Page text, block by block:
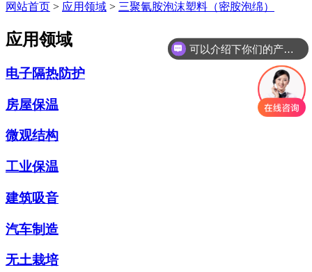
网站首页 > 应用领域 > 三聚氰胺泡沫塑料（密胺泡绵）
应用领域
电子隔热防护
房屋保温
微观结构
工业保温
建筑吸音
汽车制造
无土栽培
可以介绍下你们的产品么